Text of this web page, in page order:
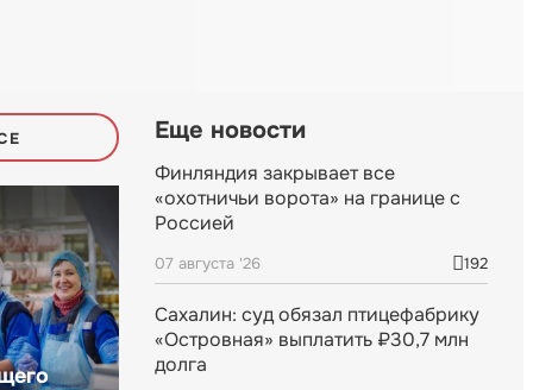
Еще новости
Финляндия закрывает все
«охотничьи ворота» на границе с
Россией
07 августа '26 192
Сахалин: суд обязал птицефабрику
«Островная» выплатить ₽30,7 млн
долга